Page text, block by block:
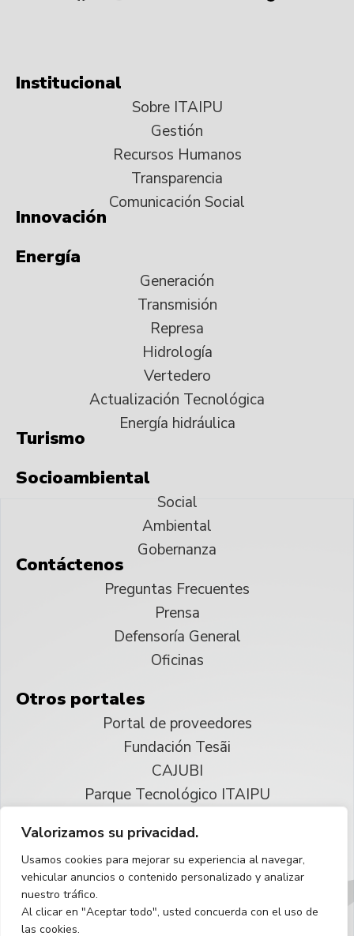
Valorizamos su privacidad.
Usamos cookies para mejorar su experiencia al navegar,
vehicular anuncios o contenido personalizado y analizar
nuestro tráfico.
Al clicar en "Aceptar todo", usted concuerda con el uso de
las cookies.
Institucional
Sobre ITAIPU
Gestión
Recursos Humanos
Transparencia
Comunicación Social
Innovación
Energía
Generación
Transmisión
Represa
Hidrología
Vertedero
Actualización Tecnológica
Energía hidráulica
Turismo
Socioambiental
Social
Ambiental
Gobernanza
Contáctenos
Preguntas Frecuentes
Prensa
Defensoría General
Oficinas
Otros portales
Portal de proveedores
Fundación Tesãi
CAJUBI
Parque Tecnológico ITAIPU
Reservados todos los derechos
Español